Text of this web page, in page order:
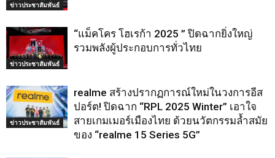
ข่าวประชาสัมพันธ์
ข่าวประชาสัมพันธ์
“แม็คโคร โฮเรก้า 2025 ” ปิดฉากยิ่งใหญ่
รวมพลังผู้ประกอบการทั่วไทย
ข่าวประชาสัมพันธ์
realme สร้างปรากฏการณ์ใหม่ในวงการอีส
ปอร์ต! ปิดฉาก “RPL 2025 Winter” เอาใจ
สายเกมเมอร์เมืองไทย ด้วยนวัตกรรมล้ำสมัย
ของ “realme 15 Series 5G”